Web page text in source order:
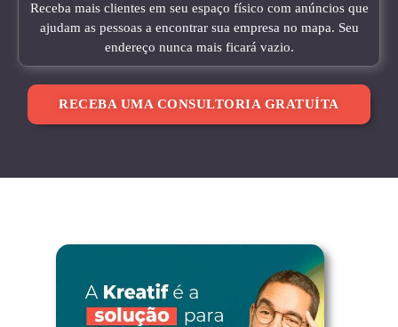
Receba mais clientes em seu espaço físico com anúncios que
ajudam as pessoas a encontrar sua empresa no mapa. Seu
endereço nunca mais ficará vazio.
RECEBA UMA CONSULTORIA GRATUÍTA